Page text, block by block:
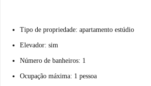
Tipo de propriedade: apartamento estúdio
Elevador: sim
Número de banheiros: 1
Ocupação máxima: 1 pessoa